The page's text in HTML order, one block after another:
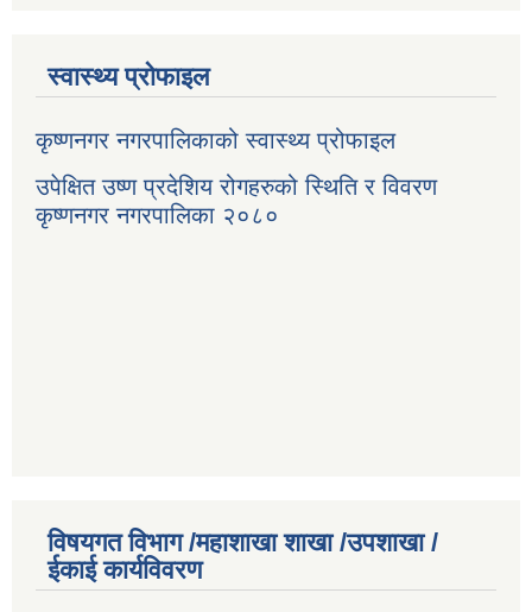
स्वास्थ्य प्रोफाइल
कृष्णनगर नगरपालिकाको स्वास्थ्य प्रोफाइल
उपेक्षित उष्ण प्रदेशिय रोगहरुको स्थिति र विवरण
कृष्णनगर नगरपालिका २०८०
विषयगत विभाग /महाशाखा शाखा /उपशाखा /
ईकाई कार्यविवरण